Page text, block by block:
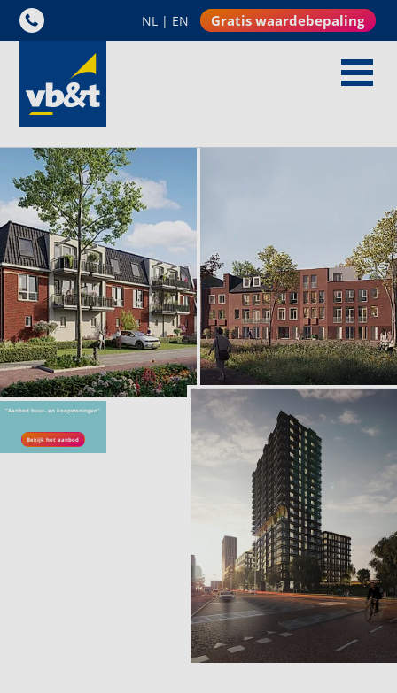
NL | EN Gratis waardebepaling
Het Pakhuys in Mariahout , Mariahout
€ 250.000,- tot € 350.000,-
Kazernekwartier - Romeo, Venlo
€ 427.000,- tot € 599.500,-
“Aanbod huur- en koopwoningen"
Bekijk het aanbod